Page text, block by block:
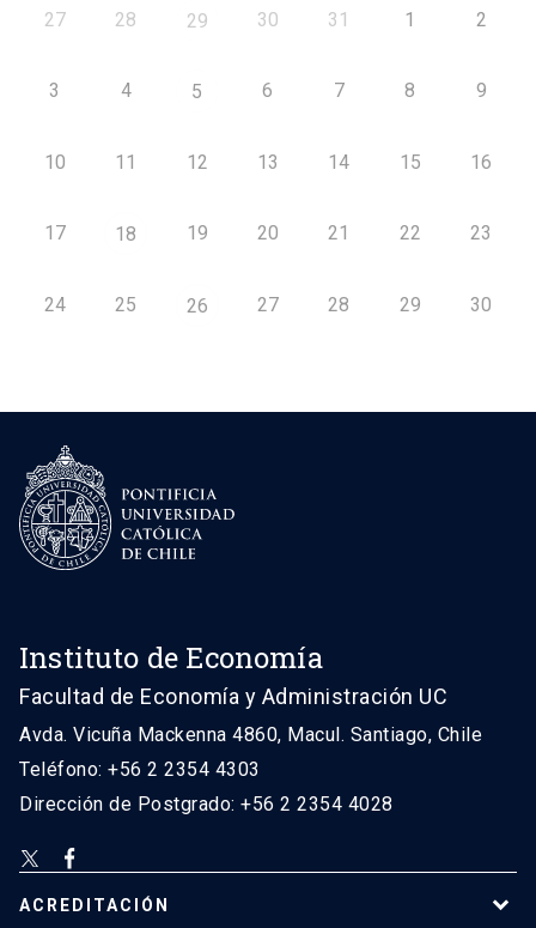
27 28 29 30 31 1 2
3 4 5 6 7 8 9
10 11 12 13 14 15 16
17 18 19 20 21 22 23
24 25 26 27 28 29 30
Instituto de Economía
Facultad de Economía y Administración UC
Avda. Vicuña Mackenna 4860, Macul. Santiago, Chile
Teléfono: +56 2 2354 4303
Dirección de Postgrado: +56 2 2354 4028
ACREDITACIÓN